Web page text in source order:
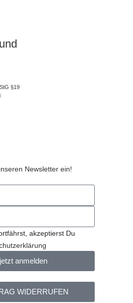
§19
Newsletter ein!
akzeptierst Du
jetzt anmelden
WIDERRUFEN